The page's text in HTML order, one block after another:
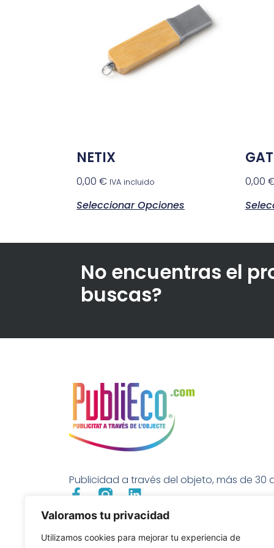
Valoramos tu privacidad
Utilizamos cookies para mejorar tu experiencia de
NETIX
0,00 € IVA incluido
Seleccionar Opciones
0,00
No encuentras el
buscas?
Publicidad a través del objeto, más de 30